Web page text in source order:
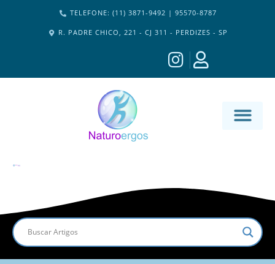
TELEFONE: (11) 3871-9492 | 95570-8787
R. PADRE CHICO, 221 - CJ 311 - PERDIZES - SP